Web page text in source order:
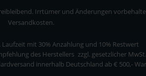
Irrtümer und Änderungen
Versandkosten.
Laufzeit mit 30% Anzahlung und 10% Restwert
des Herstellers zzgl. gesetzlicher MwSt.
innerhalb Deutschland ab € 500,-